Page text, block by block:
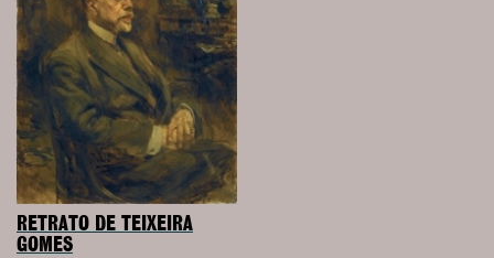
RETRATO DE TEIXEIRA
GOMES